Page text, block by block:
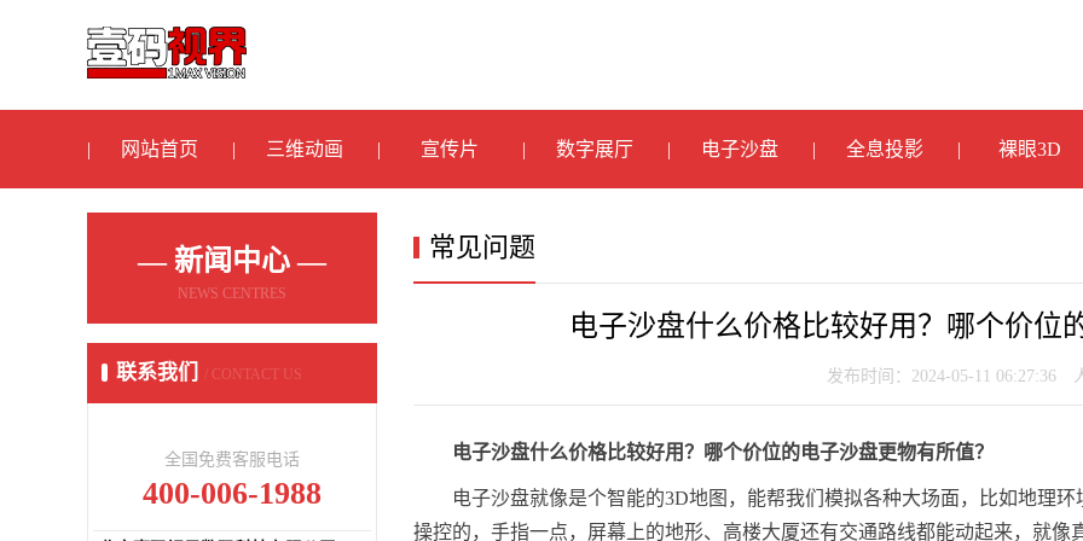
网站首页 三维动画 宣传片 数字展厅 电子沙盘 全息投影 裸眼3D
— 新闻中心 —
NEWS CENTRES
联系我们 / CONTACT US
全国免费客服电话
400-006-1988
常见问题
电子沙盘什么价格比较好用？哪个价位
发布时间：2024-05-11 06:27:36
电子沙盘什么价格比较好用？哪个价位的电子沙盘更物有所值？
电子沙盘就像是个智能的3D地图，能帮我们模拟各种大场面，比如地理
操控的，手指一点，屏幕上的地形、高楼大厦还有交通路线都能动起来，就